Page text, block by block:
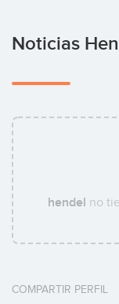
Noticias
hendel no
COMPARTIR PERFIL